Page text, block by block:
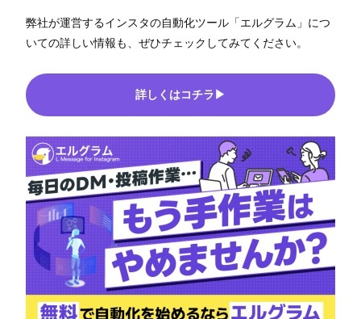
弊社が運営するインスタの自動化ツール「エルグラム」につ
いての詳しい情報も、ぜひチェックしてみてください。
詳しくはコチラ▶